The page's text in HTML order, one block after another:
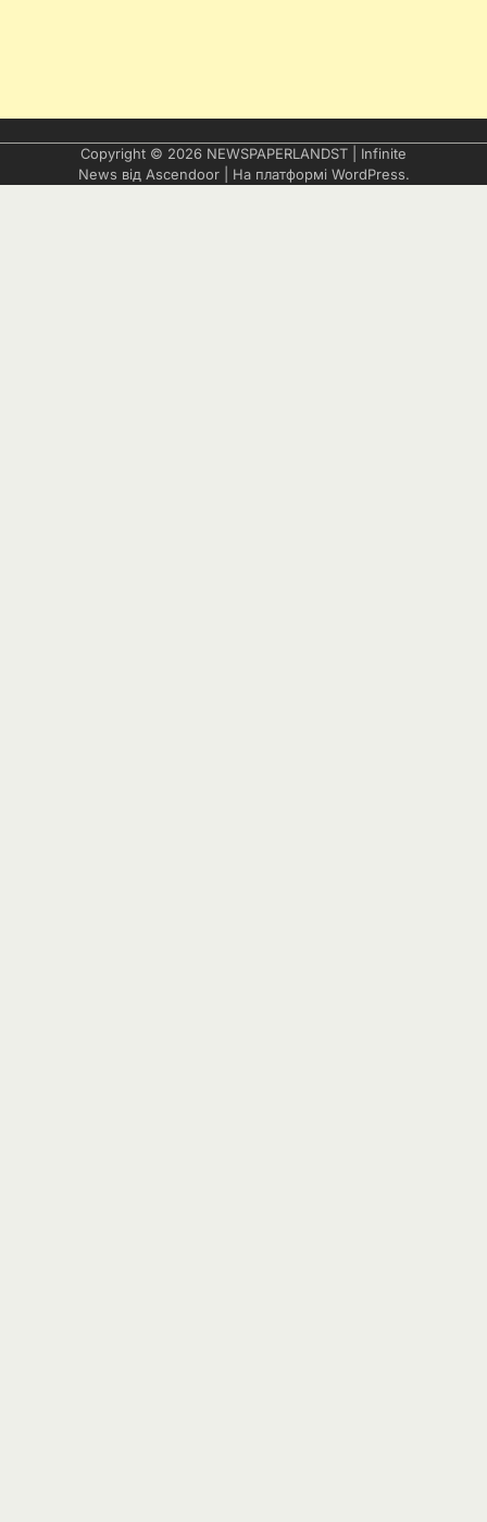
Copyright © 2026 NEWSPAPERLANDST | Infinite
News від Ascendoor| На платформі WordPress.